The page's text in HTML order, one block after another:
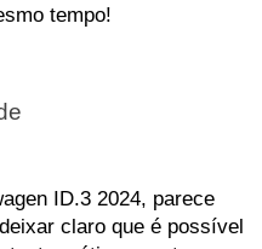
tempo!
ID.3 2024, parece
claro que é possível